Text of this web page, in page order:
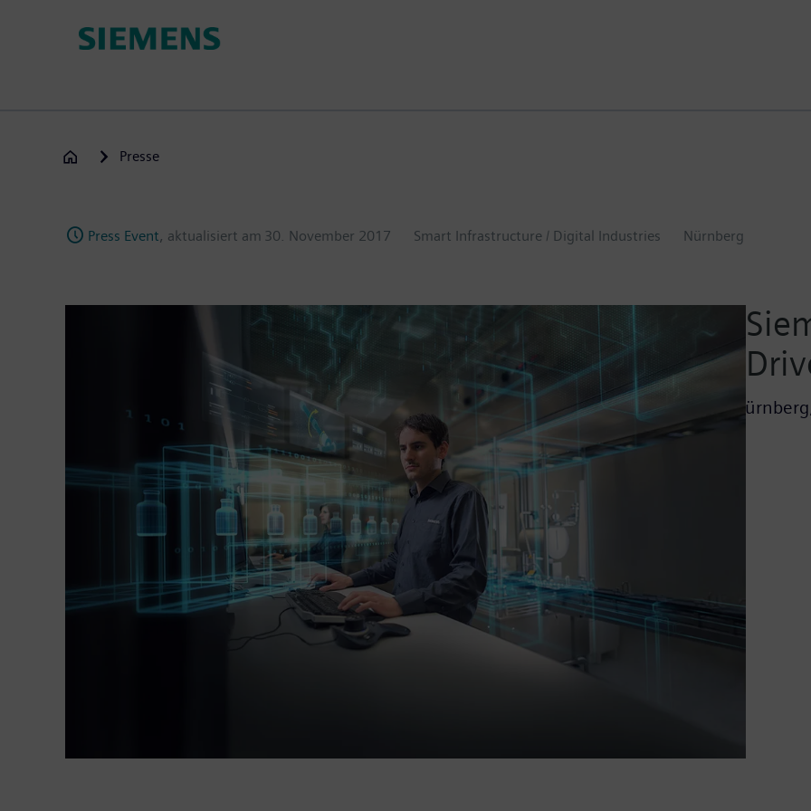
Presse
Press Event, aktualisiert am 30. November 2017 Smart Infrastructure / Digital Industries Nürnberg